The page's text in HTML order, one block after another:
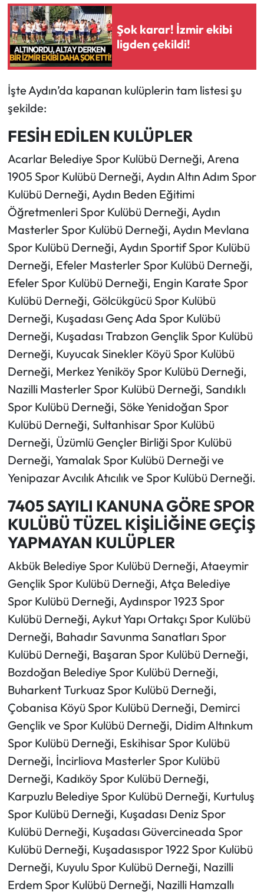
Şok karar! İzmir ekibi
ligden çekildi!
İşte Aydın’da kapanan kulüplerin tam listesi şu
şekilde:
FESİH EDİLEN KULÜPLER
Acarlar Belediye Spor Kulübü Derneği, Arena
1905 Spor Kulübü Derneği, Aydın Altın Adım Spor
Kulübü Derneği, Aydın Beden Eğitimi
Öğretmenleri Spor Kulübü Derneği, Aydın
Masterler Spor Kulübü Derneği, Aydın Mevlana
Spor Kulübü Derneği, Aydın Sportif Spor Kulübü
Derneği, Efeler Masterler Spor Kulübü Derneği,
Efeler Spor Kulübü Derneği, Engin Karate Spor
Kulübü Derneği, Gölcükgücü Spor Kulübü
Derneği, Kuşadası Genç Ada Spor Kulübü
Derneği, Kuşadası Trabzon Gençlik Spor Kulübü
Derneği, Kuyucak Sinekler Köyü Spor Kulübü
Derneği, Merkez Yeniköy Spor Kulübü Derneği,
Nazilli Masterler Spor Kulübü Derneği, Sandıklı
Spor Kulübü Derneği, Söke Yenidoğan Spor
Kulübü Derneği, Sultanhisar Spor Kulübü
Derneği, Üzümlü Gençler Birliği Spor Kulübü
Derneği, Yamalak Spor Kulübü Derneği ve
Yenipazar Avcılık Atıcılık ve Spor Kulübü Derneği.
7405 SAYILI KANUNA GÖRE SPOR
KULÜBÜ TÜZEL KİŞİLİĞİNE GEÇİŞ
YAPMAYAN KULÜPLER
Akbük Belediye Spor Kulübü Derneği, Ataeymir
Gençlik Spor Kulübü Derneği, Atça Belediye
Spor Kulübü Derneği, Aydınspor 1923 Spor
Kulübü Derneği, Aykut Yapı Ortakçı Spor Kulübü
Derneği, Bahadır Savunma Sanatları Spor
Kulübü Derneği, Başaran Spor Kulübü Derneği,
Bozdoğan Belediye Spor Kulübü Derneği,
Buharkent Turkuaz Spor Kulübü Derneği,
Çobanisa Köyü Spor Kulübü Derneği, Demirci
Gençlik ve Spor Kulübü Derneği, Didim Altınkum
Spor Kulübü Derneği, Eskihisar Spor Kulübü
Derneği, İncirliova Masterler Spor Kulübü
Derneği, Kadıköy Spor Kulübü Derneği,
Karpuzlu Belediye Spor Kulübü Derneği, Kurtuluş
Spor Kulübü Derneği, Kuşadası Deniz Spor
Kulübü Derneği, Kuşadası Güvercineada Spor
Kulübü Derneği, Kuşadasıspor 1922 Spor Kulübü
Derneği, Kuyulu Spor Kulübü Derneği, Nazilli
Erdem Spor Kulübü Derneği, Nazilli Hamzallı